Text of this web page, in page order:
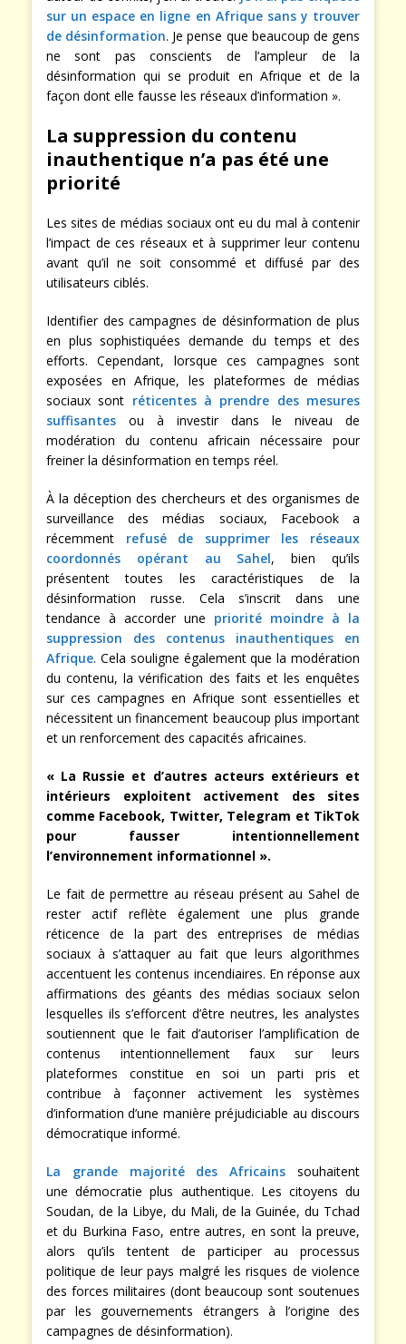
sur un espace en ligne en Afrique sans y trouver
de désinformation. Je pense que beaucoup de gens
ne sont pas conscients de l’ampleur de la
désinformation qui se produit en Afrique et de la
façon dont elle fausse les réseaux d’information ».
La suppression du contenu
inauthentique n’a pas été une
priorité
Les sites de médias sociaux ont eu du mal à contenir
l’impact de ces réseaux et à supprimer leur contenu
avant qu’il ne soit consommé et diffusé par des
utilisateurs ciblés.
Identifier des campagnes de désinformation de plus
en plus sophistiquées demande du temps et des
efforts. Cependant, lorsque ces campagnes sont
exposées en Afrique, les plateformes de médias
sociaux sont réticentes à prendre des mesures
suffisantes ou à investir dans le niveau de
modération du contenu africain nécessaire pour
freiner la désinformation en temps réel.
À la déception des chercheurs et des organismes de
surveillance des médias sociaux, Facebook a
récemment refusé de supprimer les réseaux
coordonnés opérant au Sahel, bien qu’ils
présentent toutes les caractéristiques de la
désinformation russe. Cela s’inscrit dans une
tendance à accorder une priorité moindre à la
suppression des contenus inauthentiques en
Afrique. Cela souligne également que la modération
du contenu, la vérification des faits et les enquêtes
sur ces campagnes en Afrique sont essentielles et
nécessitent un financement beaucoup plus important
et un renforcement des capacités africaines.
« La Russie et d’autres acteurs extérieurs et
intérieurs exploitent activement des sites
comme Facebook, Twitter, Telegram et TikTok
pour fausser intentionnellement
l’environnement informationnel ».
Le fait de permettre au réseau présent au Sahel de
rester actif reflète également une plus grande
réticence de la part des entreprises de médias
sociaux à s’attaquer au fait que leurs algorithmes
accentuent les contenus incendiaires. En réponse aux
affirmations des géants des médias sociaux selon
lesquelles ils s’efforcent d’être neutres, les analystes
soutiennent que le fait d’autoriser l’amplification de
contenus intentionnellement faux sur leurs
plateformes constitue en soi un parti pris et
contribue à façonner activement les systèmes
d’information d’une manière préjudiciable au discours
démocratique informé.
La grande majorité des Africains souhaitent
une démocratie plus authentique. Les citoyens du
Soudan, de la Libye, du Mali, de la Guinée, du Tchad
et du Burkina Faso, entre autres, en sont la preuve,
alors qu’ils tentent de participer au processus
politique de leur pays malgré les risques de violence
des forces militaires (dont beaucoup sont soutenues
par les gouvernements étrangers à l’origine des
campagnes de désinformation).